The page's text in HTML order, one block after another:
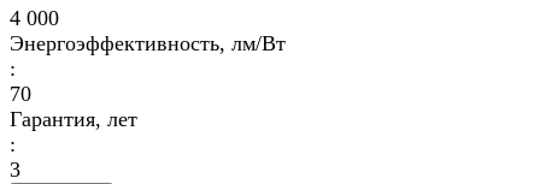
4 000
Энергоэффективность, лм/Вт
:
70
Гарантия, лет
:
3